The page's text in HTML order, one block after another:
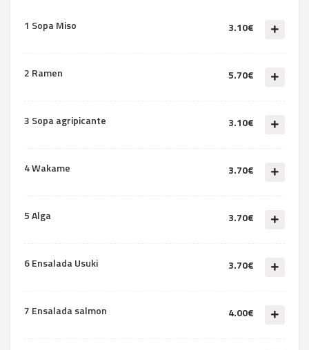
1 Sopa Miso 3.10€
2 Ramen 5.70€
3 Sopa agripicante 3.10€
4 Wakame 3.70€
5 Alga 3.70€
6 Ensalada Usuki 3.70€
7 Ensalada salmon 4.00€